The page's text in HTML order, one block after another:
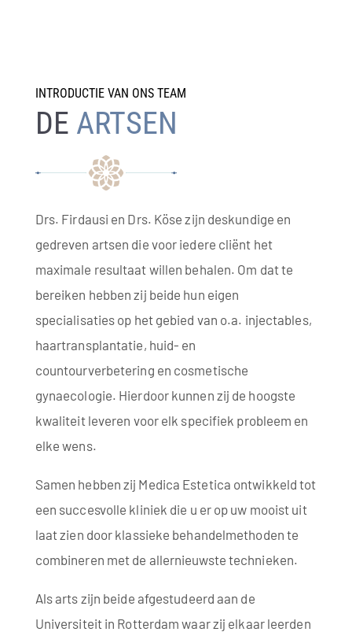
INTRODUCTIE VAN ONS TEAM
DE ARTSEN
Drs. Firdausi en Drs. Köse zijn deskundige en
gedreven artsen die voor iedere cliënt het
maximale resultaat willen behalen. Om dat te
bereiken hebben zij beide hun eigen
specialisaties op het gebied van o.a. injectables,
haartransplantatie, huid- en
countourverbetering en cosmetische
gynaecologie. Hierdoor kunnen zij de hoogste
kwaliteit leveren voor elk specifiek probleem en
elke wens.
Samen hebben zij Medica Estetica ontwikkeld tot
een succesvolle kliniek die u er op uw mooist uit
laat zien door klassieke behandelmethoden te
combineren met de allernieuwste technieken.
Als arts zijn beide afgestudeerd aan de
Universiteit in Rotterdam waar zij elkaar leerden